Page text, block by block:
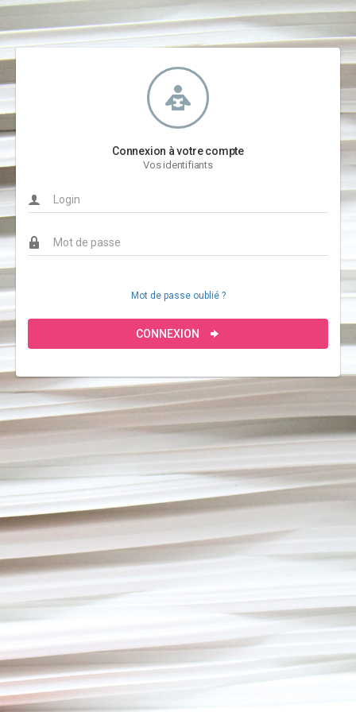
Connexion à votre compte
Vos identifiants
Mot de passe oublié ?
CONNEXION